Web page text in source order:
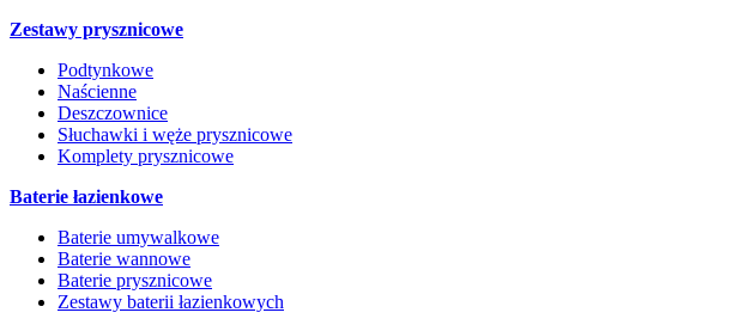
Zestawy prysznicowe
Podtynkowe
Naścienne
Deszczownice
Słuchawki i węże prysznicowe
Komplety prysznicowe
Baterie łazienkowe
Baterie umywalkowe
Baterie wannowe
Baterie prysznicowe
Zestawy baterii łazienkowych